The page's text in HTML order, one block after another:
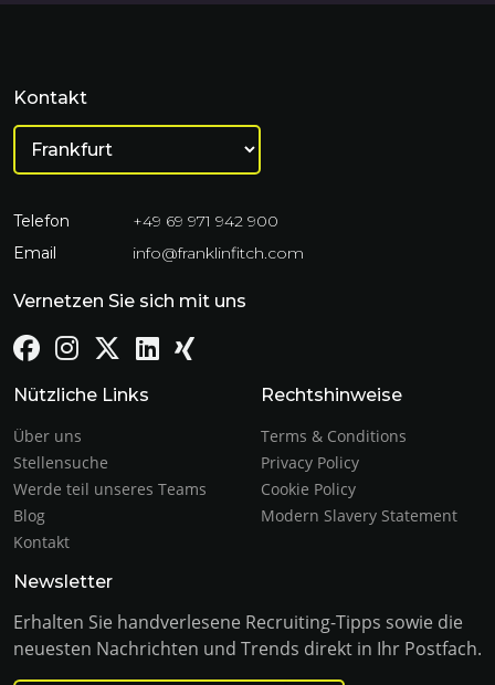
Kontakt
Telefon
+49 69 971 942 900
Email
info@franklinfitch.com
Vernetzen Sie sich mit uns
Nützliche Links
Über uns
Stellensuche
Werde teil unseres Teams
Blog
Kontakt
Rechtshinweise
Terms & Conditions
Privacy Policy
Cookie Policy
Modern Slavery Statement
Newsletter
Erhalten Sie handverlesene Recruiting-Tipps sowie die
neuesten Nachrichten und Trends direkt in Ihr Postfach.